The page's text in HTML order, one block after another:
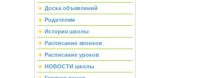
Доска объявлений
Родителям
История школы
Расписание звонков
Расписание уроков
НОВОСТИ школы